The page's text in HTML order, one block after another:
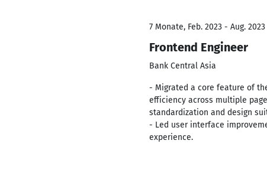
7 Monate, Feb. 2023 - Aug. 2023
Frontend Engineer
Bank Central Asia
- Migrated a core feature of
efficiency across multiple
standardization and design
- Led user interface
experience.